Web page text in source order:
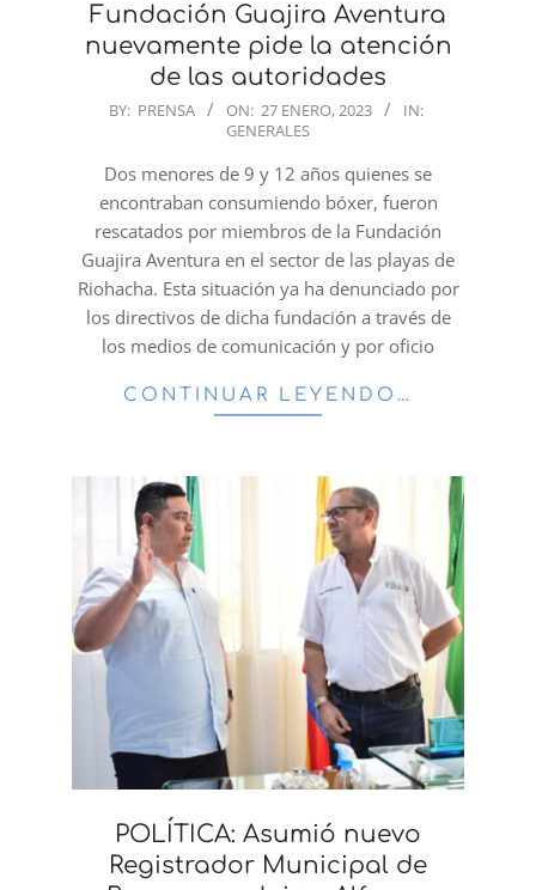
Fundación Guajira Aventura
nuevamente pide la atención
de las autoridades
2023-BY: PRENSA ON: 27 ENERO, 2023
IN:
GENERALES
Dos menores de 9 y 12 años quienes se
encontraban consumiendo bóxer, fueron
rescatados por miembros de la Fundación
Guajira Aventura en el sector de las playas de
Riohacha. Esta situación ya ha denunciado por
los directivos de dicha fundación a través de
los medios de comunicación y por oficio
CONTINUAR LEYENDO…
POLÍTICA: Asumió nuevo
Registrador Municipal de